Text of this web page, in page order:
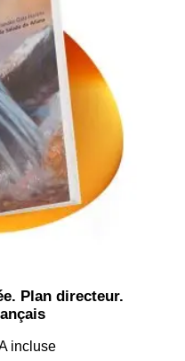
Plan directeur.
incluse